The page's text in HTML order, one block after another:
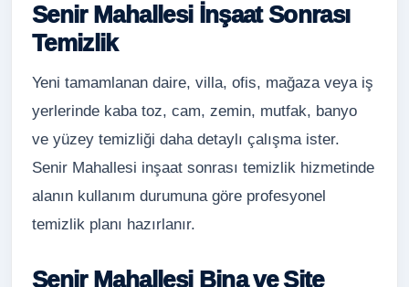
Senir Mahallesi İnşaat Sonrası
Temizlik
Yeni tamamlanan daire, villa, ofis, mağaza veya iş
yerlerinde kaba toz, cam, zemin, mutfak, banyo
ve yüzey temizliği daha detaylı çalışma ister.
Senir Mahallesi inşaat sonrası temizlik hizmetinde
alanın kullanım durumuna göre profesyonel
temizlik planı hazırlanır.
Senir Mahallesi Bina ve Site